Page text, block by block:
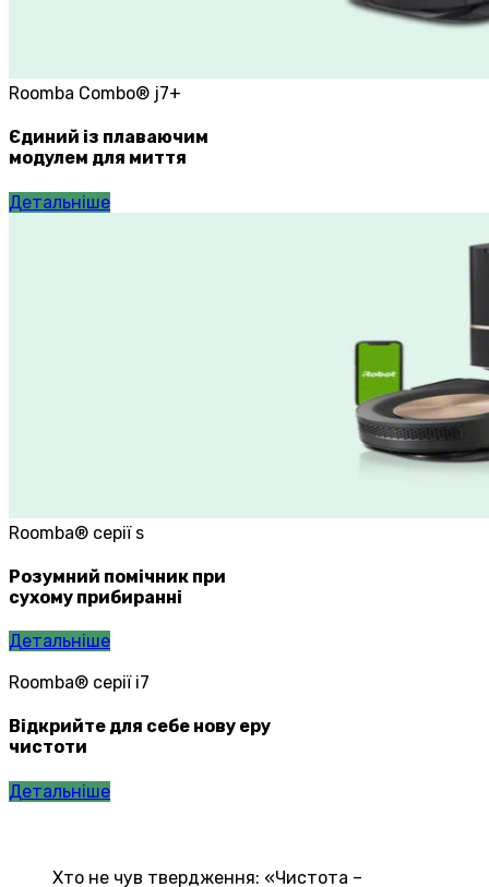
Roomba Combo® j7+
Єдиний із плаваючим
модулем для миття
Детальніше
Roomba® серії s
Розумний помічник при
сухому прибиранні
Детальніше
Roomba® серії i7
Відкрийте для себе нову еру
чистоти
Детальніше
Хто не чув твердження: «Чистота –